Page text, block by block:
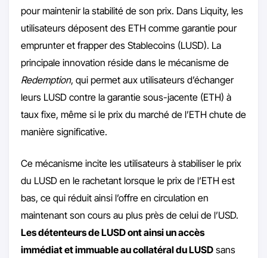
pour maintenir la stabilité de son prix. Dans Liquity, les
utilisateurs déposent des ETH comme garantie pour
emprunter et frapper des Stablecoins (LUSD). La
principale innovation réside dans le mécanisme de
Redemption, qui permet aux utilisateurs d’échanger
leurs LUSD contre la garantie sous-jacente (ETH) à
taux fixe, même si le prix du marché de l’ETH chute de
manière significative.
Ce mécanisme incite les utilisateurs à stabiliser le prix
du LUSD en le rachetant lorsque le prix de l’ETH est
bas, ce qui réduit ainsi l’offre en circulation en
maintenant son cours au plus près de celui de l’USD.
Les détenteurs de LUSD ont ainsi un accès
immédiat et immuable au collatéral du LUSD sans